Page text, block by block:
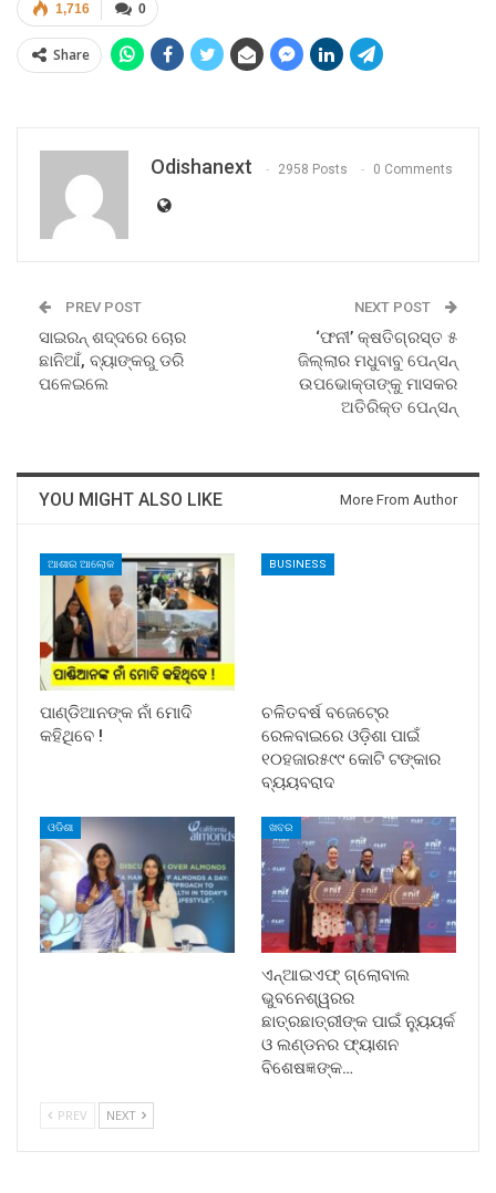
0
1,716
Share
Odishanext 2958 Posts 0 Comments
PREV POST
ସାଇରନ୍‌ ଶଦ୍ଦରେ ଚୋର
ଛାନିଆଁ, ବ୍ୟାଙ୍କରୁ ଡରି
ପଳେଇଲେ
NEXT POST
‘ଫନୀ’ କ୍ଷତିଗ୍ରସ୍ତ ୫
ଜିଲ୍ଲାର ମଧୁବାବୁ ପେନ୍‌ସନ୍‌
ଉପଭୋକ୍ତାଙ୍କୁ ମାସକର
ଅତିରିକ୍ତ ପେନ୍‌ସନ୍‌
YOU MIGHT ALSO LIKE More From Author
ଆଶାର ଆଲୋକ
ପାଣ୍ଡିଆନଙ୍କ ନାଁ ମୋଦି
କହିଥିବେ !
BUSINESS
ଚଳିତବର୍ଷ ବଜେଟ୍‍ରେ
ରେଳବାଇରେ ଓଡ଼ିଶା ପାଇଁ
୧୦ହଜାର୫୯୯ କୋଟି ଟଙ୍କାର
ବ୍ୟୟବରାଦ
ଓଡିଶା ଖବର
ଏନ୍‌ଆଇଏଫ୍ ଗ୍ଲୋବାଲ
ଭୁବନେଶ୍ୱରର
ଛାତ୍ରଛାତ୍ରୀଙ୍କ ପାଇଁ ନ୍ୟୁୟର୍କ
ଓ ଲଣ୍ଡନର ଫ୍ୟାଶନ
ବିଶେଷଜ୍ଞଙ୍କ…
PREV NEXT